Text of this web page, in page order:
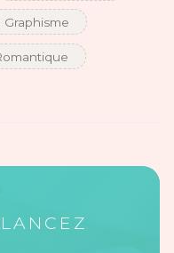
Graphisme